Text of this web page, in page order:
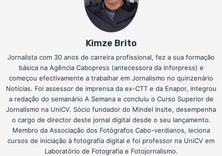
Kimze Brito
Jornalista com 30 anos de carreira profissional, fez a sua formação
básica na Agência Cabopress (antecessora da Inforpress) e
começou efectivamente a trabalhar em Jornalismo no quinzenário
Notícias. Foi assessor de imprensa da ex-CTT e da Enapor, integrou
a redação do semanário A Semana e concluiu o Curso Superior de
Jornalismo na UniCV. Sócio fundador do Mindel Insite, desempenha
o cargo de director deste jornal digital desde o seu lançamento.
Membro da Associação dos Fotógrafos Cabo-verdianos, leciona
cursos de iniciação à fotografia digital e foi professor na UniCV em
Laboratório de Fotografia e Fotojornalismo.